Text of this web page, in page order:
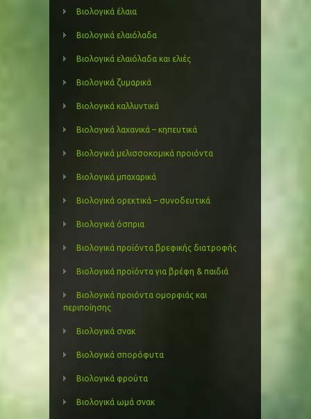
Βιολογικά έλαια
Βιολογικά ελαιόλαδα
Βιολογικά ελαιόλαδα και ελιές
Βιολογικά ζυμαρικά
Βιολογικά καλλυντικά
Βιολογικά λαχανικά – κηπευτικά
Βιολογικά μελισσοκομικά προιόντα
Βιολογικά μπαχαρικά
Βιολογικά ορεκτικά – συνοδευτικά
Βιολογικά όσπρια
Βιολογικά προϊόντα βρεφικής διατροφής
Βιολογικά προϊόντα για βρέφη & παιδιά
Βιολογικά προιόντα ομορφιάς και
περιποίησης
Βιολογικά σνακ
Βιολογικά σπορόφυτα
Βιολογικά φρούτα
Βιολογικά ωμά σνακ